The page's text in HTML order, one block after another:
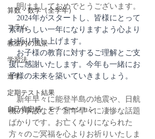
算数・数学（全学年）
コラム
教室内の風景
学習法
進学
定期テスト結果
自己肯定感・モチベーション
明けましておめでとうございます。
2024年がスタートし、皆様にとって
素晴らしい一年になりますよう心より
お祈り申し上げます。
お子様の教育に対するご理解とご支
援に感謝いたします。今年も一緒にお
子様の未来を築いていきましょう。
新年早々に能登半島の地震や、日航
機の事故など、新年早々に凄惨な話題
ばかりです。お亡くなりになられた
方々のご冥福を心よりお祈りいたしま